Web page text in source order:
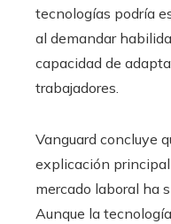
tecnologías podría
al demandar
capacidad de
trabajadores.
Vanguard concluye
explicación
mercado laboral ha
Aunque la